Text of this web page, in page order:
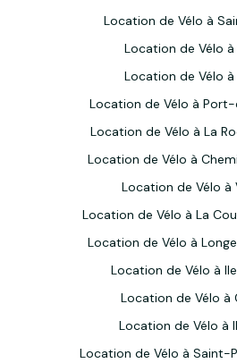
Location de Vélo à
Location de Vélo
Location de Vélo à
Location de Vélo à
Location de Vélo à La
Location de Vélo à
Location de Vélo à
Location de Vélo à La
Location de Vélo à
Location de Vélo à
Location de Vélo à
Location de Vélo à
Location de Vélo à Saint-